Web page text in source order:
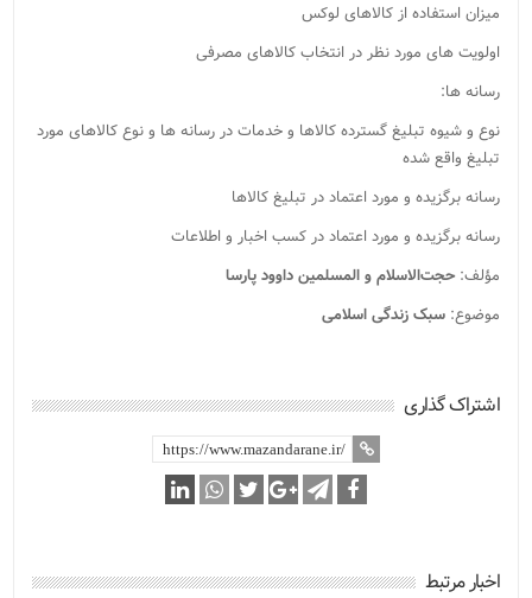
میزان استفاده از کالاهای لوکس
اولویت های مورد نظر در انتخاب کالاهای مصرفی
رسانه ها:
نوع و شیوه تبلیغ گسترده کالاها و خدمات در رسانه ها و نوع کالاهای مورد
تبلیغ واقع شده
رسانه برگزیده و مورد اعتماد در تبلیغ کالاها
رسانه برگزیده و مورد اعتماد در کسب اخبار و اطلاعات
مؤلف:حجت‌الاسلام و المسلمین داوود پارسا
موضوع:سبک زندگی اسلامی
اشتراک گذاری
اخبار مرتبط